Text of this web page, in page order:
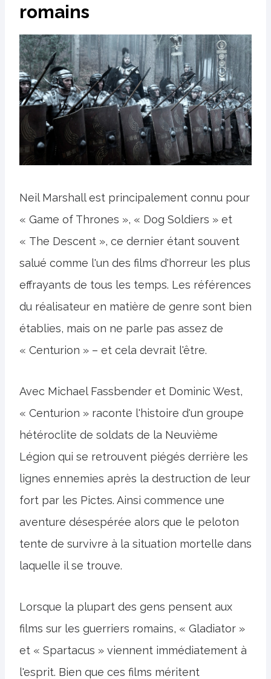
romains
Neil Marshall est principalement connu pour
« Game of Thrones », « Dog Soldiers » et
« The Descent », ce dernier étant souvent
salué comme l'un des films d'horreur les plus
effrayants de tous les temps. Les références
du réalisateur en matière de genre sont bien
établies, mais on ne parle pas assez de
« Centurion » – et cela devrait l'être.
Avec Michael Fassbender et Dominic West,
« Centurion » raconte l'histoire d'un groupe
hétéroclite de soldats de la Neuvième
Légion qui se retrouvent piégés derrière les
lignes ennemies après la destruction de leur
fort par les Pictes. Ainsi commence une
aventure désespérée alors que le peloton
tente de survivre à la situation mortelle dans
laquelle il se trouve.
Lorsque la plupart des gens pensent aux
films sur les guerriers romains, « Gladiator »
et « Spartacus » viennent immédiatement à
l'esprit. Bien que ces films méritent